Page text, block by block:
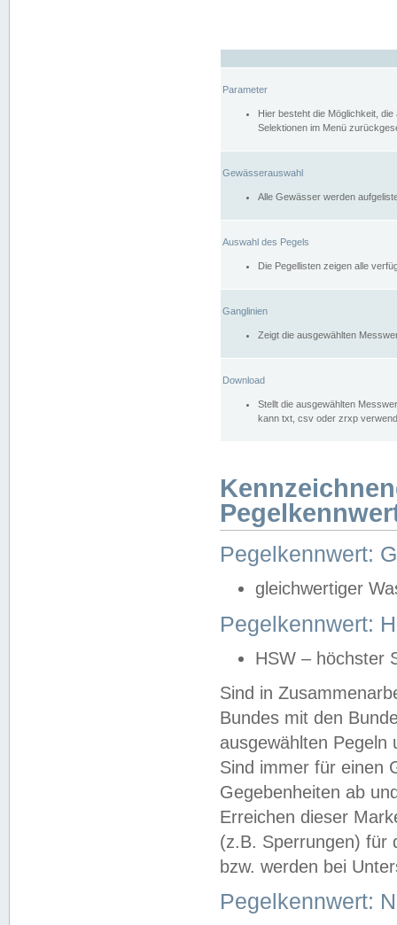
Parameter
Hier besteht die Möglichkeit,
Selektionen im Menü
Gewässerauswahl
Alle Gewässer werden
Auswahl des Pegels
Die Pegellisten zeigen alle
Ganglinien
Zeigt die ausgewählten
Download
Stellt die ausgewählten
kann txt, csv oder zrxp
Pegelkennwert:
gleichwertiger
Pegelkennwert:
HSW – höchster
Sind in
Bundes mit den
ausgewählten
Sind immer für einen
Gegebenheiten ab
Erreichen dieser
(z.B. Sperrungen) für
bzw. werden bei
Pegelkennwert: